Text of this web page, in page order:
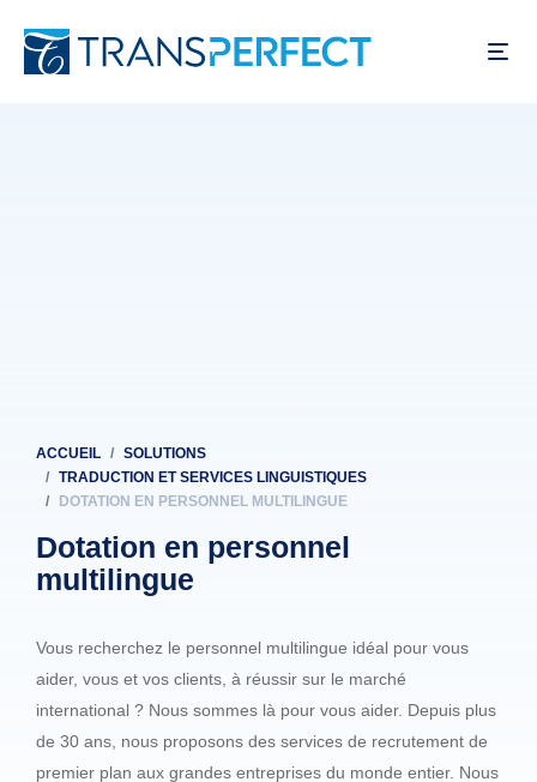
au
Fil
d'Ariane
ACCUEIL
SOLUTIONS
TRADUCTION ET SERVICES LINGUISTIQUES
DOTATION EN PERSONNEL MULTILINGUE
Dotation en personnel
multilingue
Vous recherchez le personnel multilingue idéal pour vous
aider, vous et vos clients, à réussir sur le marché
international ? Nous sommes là pour vous aider. Depuis plus
de 30 ans, nous proposons des services de recrutement de
premier plan aux grandes entreprises du monde entier. Nous